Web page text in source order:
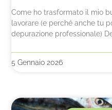
Come ho trasformato il mio
lavorare (e perché anche tu
depurazione professionale)
5 Gennaio 2026